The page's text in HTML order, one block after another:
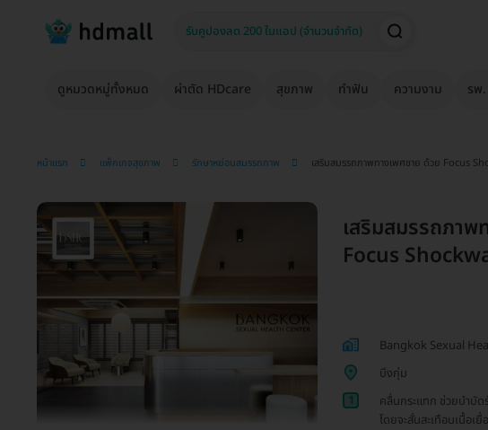
ดูหมวดหมู่ทั้งหมด ผ่าตัด HDcare สุขภาพ ทำฟัน ความงาม รพ
หน้าแรก แพ็กเกจสุขภาพ รักษาหย่อนสมรรถภาพ เสริมสมรรถภาพทางเพศชาย ด้วย Focus
เสริมสมรรถภาพ
Focus
Bangkok Sexual
บึงกุ่ม
1
คลื่นกระแทก ช่วยบำบัด
โดยจะสั่นสะเทือนเนื้อเ